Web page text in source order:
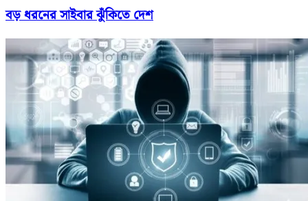
বড় ধরনের সাইবার ঝুঁকিতে দেশ